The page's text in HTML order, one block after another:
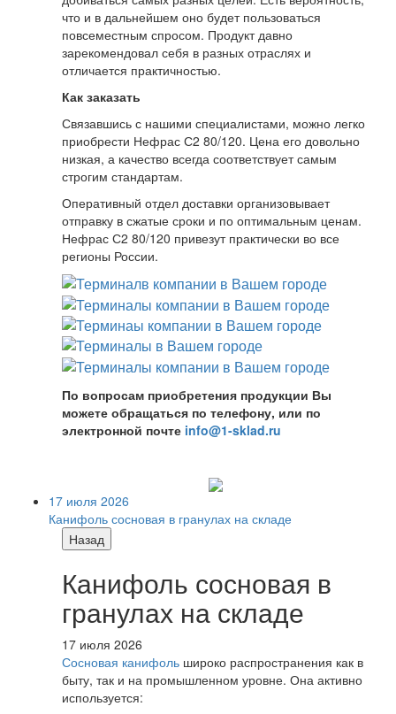
что и в дальнейшем оно будет пользоваться
повсеместным спросом. Продукт давно
зарекомендовал себя в разных отраслях и
отличается практичностью.
Как заказать
Связавшись с нашими специалистами, можно легко
приобрести Нефрас С2 80/120. Цена его довольно
низкая, а качество всегда соответствует самым
строгим стандартам.
Оперативный отдел доставки организовывает
отправку в сжатые сроки и по оптимальным ценам.
Нефрас С2 80/120 привезут практически во все
регионы России.
По вопросам приобретения продукции Вы
можете обращаться по телефону, или по
электронной почте info@1-sklad.ru
17 июля 2026
Канифоль сосновая в гранулах на складе
Назад
Канифоль сосновая в
гранулах на складе
17 июля 2026
Сосновая канифоль широко распространения как в
быту, так и на промышленном уровне. Она активно
используется: